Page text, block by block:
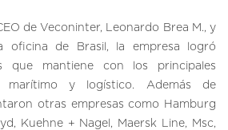
de Veconinter, Leonardo Brea M., y
oficina de Brasil, la empresa logró
que mantiene con los principales
y logístico. Además de
otras empresas como Hamburg
Kuehne + Nagel, Maersk Line, Msc,